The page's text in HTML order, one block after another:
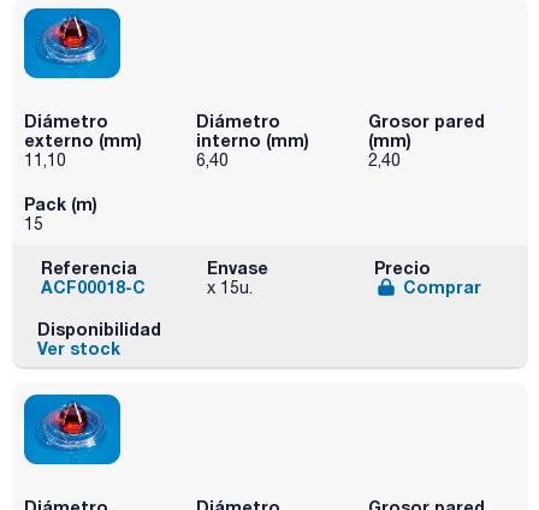
Diámetro
externo (mm)
11,10
Diámetro
interno (mm)
6,40
Grosor pared
(mm)
2,40
Pack (m)
15
Referencia
ACF00018-C
Envase
x 15u.
Precio
Comprar
Disponibilidad
Ver stock